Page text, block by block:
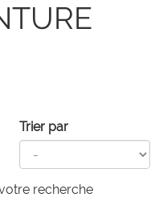
Trier par
recherche